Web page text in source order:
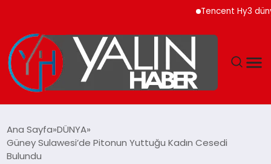
Tencent Hy3 dünya
SPOR
Ana Sayfa DÜNYA
Güney Sulawesi’de Pitonun Yuttuğu Kadın Cesedi
Bulundu